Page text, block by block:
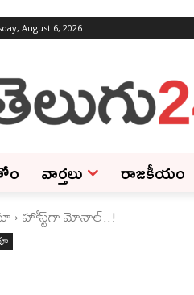
August 6, 2026
వార్తలు రాజకీయం
హోస్ట్‌గా మోనాల్‌..!